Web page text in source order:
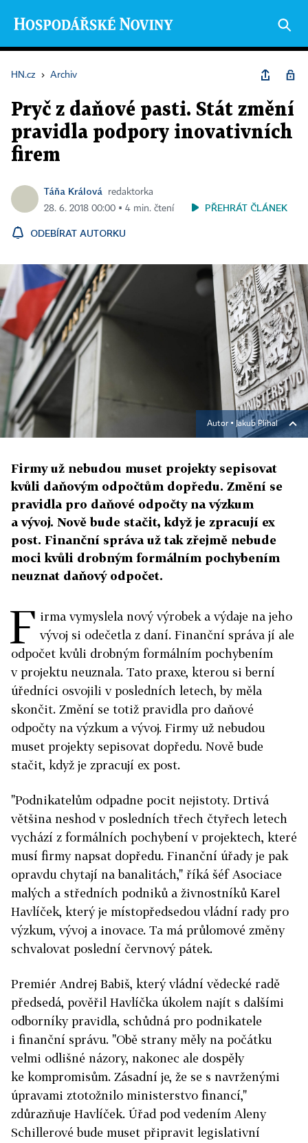
HN.cz › Archiv
Pryč z daňové pasti. Stát změní
pravidla podpory inovativních
firem
Táňa Králová
redaktorka
28. 6. 2018 00:00 ▪ 4 min. čtení
PŘEHRÁT ČLÁNEK
ODEBÍRAT AUTORKU
Autor ▪ Jakub Plíhal
Firmy už nebudou muset projekty sepisovat
kvůli daňovým odpočtům dopředu. Změní se
pravidla pro daňové odpočty na výzkum
a vývoj. Nově bude stačit, když je zpracují ex
post. Finanční správa už tak zřejmě nebude
moci kvůli drobným formálním pochybením
neuznat daňový odpočet.
F irma vymyslela nový výrobek a výdaje na jeho
vývoj si odečetla z daní. Finanční správa jí ale
odpočet kvůli drobným formálním pochybením
v projektu neuznala. Tato praxe, kterou si berní
úředníci osvojili v posledních letech, by měla
skončit. Změní se totiž pravidla pro daňové
odpočty na výzkum a vývoj. Firmy už nebudou
muset projekty sepisovat dopředu. Nově bude
stačit, když je zpracují ex post.
"Podnikatelům odpadne pocit nejistoty. Drtivá
většina neshod v posledních třech čtyřech letech
vychází z formálních pochybení v projektech, které
musí firmy napsat dopředu. Finanční úřady je pak
opravdu chytají na banalitách," říká šéf Asociace
malých a středních podniků a živnostníků Karel
Havlíček, který je místopředsedou vládní rady pro
výzkum, vývoj a inovace. Ta má průlomové změny
schvalovat poslední červnový pátek.
Premiér Andrej Babiš, který vládní vědecké radě
předsedá, pověřil Havlíčka úkolem najít s dalšími
odborníky pravidla, schůdná pro podnikatele
i finanční správu. "Obě strany měly na počátku
velmi odlišné názory, nakonec ale dospěly
ke kompromisům. Zásadní je, že se s navrženými
úpravami ztotožnilo ministerstvo financí,"
zdůrazňuje Havlíček. Úřad pod vedením Aleny
Schillerové bude muset připravit legislativní